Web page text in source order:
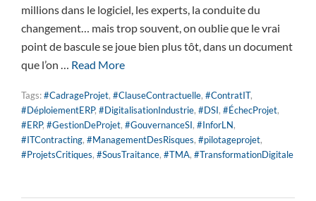
millions dans le logiciel, les experts, la conduite du
changement… mais trop souvent, on oublie que le vrai
point de bascule se joue bien plus tôt, dans un document
que l’on … Read More
Tags:#CadrageProjet, #ClauseContractuelle, #ContratIT,
#DéploiementERP, #DigitalisationIndustrie, #DSI, #ÉchecProjet,
#ERP, #GestionDeProjet, #GouvernanceSI, #InforLN,
#ITContracting, #ManagementDesRisques, #pilotageprojet,
#ProjetsCritiques, #SousTraitance, #TMA, #TransformationDigitale